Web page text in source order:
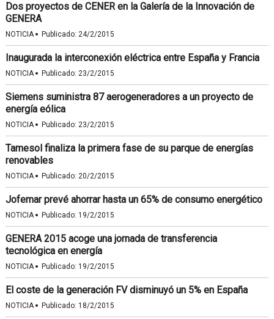
Dos proyectos de CENER en la Galería de la Innovación de
GENERA
NOTICIA· Publicado: 24/2/2015
Inaugurada la interconexión eléctrica entre España y Francia
NOTICIA· Publicado: 23/2/2015
Siemens suministra 87 aerogeneradores a un proyecto de
energía eólica
NOTICIA· Publicado: 23/2/2015
Tamesol finaliza la primera fase de su parque de energías
renovables
NOTICIA· Publicado: 20/2/2015
Jofemar prevé ahorrar hasta un 65% de consumo energético
NOTICIA· Publicado: 19/2/2015
GENERA 2015 acoge una jornada de transferencia
tecnológica en energía
NOTICIA· Publicado: 19/2/2015
El coste de la generación FV disminuyó un 5% en España
NOTICIA· Publicado: 18/2/2015